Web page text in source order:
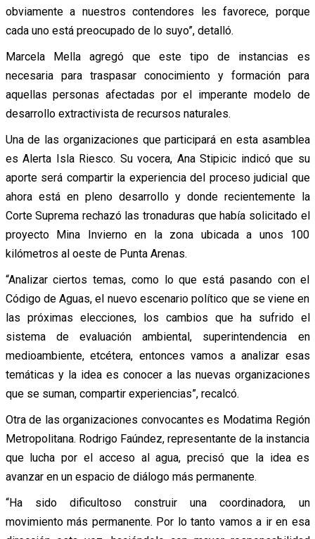
obviamente a nuestros contendores les favorece, porque
cada uno está preocupado de lo suyo”, detalló.
Marcela Mella agregó que este tipo de instancias es
necesaria para traspasar conocimiento y formación para
aquellas personas afectadas por el imperante modelo de
desarrollo extractivista de recursos naturales.
Una de las organizaciones que participará en esta asamblea
es Alerta Isla Riesco. Su vocera, Ana Stipicic indicó que su
aporte será compartir la experiencia del proceso judicial que
ahora está en pleno desarrollo y donde recientemente la
Corte Suprema rechazó las tronaduras que había solicitado el
proyecto Mina Invierno en la zona ubicada a unos 100
kilómetros al oeste de Punta Arenas.
“Analizar ciertos temas, como lo que está pasando con el
Código de Aguas, el nuevo escenario político que se viene en
las próximas elecciones, los cambios que ha sufrido el
sistema de evaluación ambiental, superintendencia en
medioambiente, etcétera, entonces vamos a analizar esas
temáticas y la idea es conocer a las nuevas organizaciones
que se suman, compartir experiencias”, recalcó.
Otra de las organizaciones convocantes es Modatima Región
Metropolitana. Rodrigo Faúndez, representante de la instancia
que lucha por el acceso al agua, precisó que la idea es
avanzar en un espacio de diálogo más permanente.
“Ha sido dificultoso construir una coordinadora, un
movimiento más permanente. Por lo tanto vamos a ir en esa